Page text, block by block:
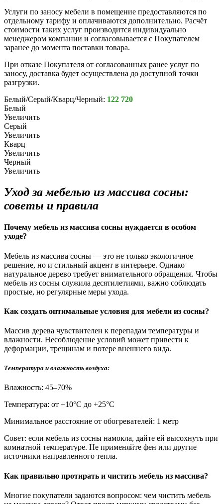
Услуги по заносу мебели в помещение предоставляются по
отдельному тарифу и оплачиваются дополнительно. Расчёт
стоимости таких услуг производится индивидуально
менеджером компании и согласовывается с Покупателем
заранее до момента поставки товара.
При отказе Покупателя от согласованных ранее услуг по
заносу, доставка будет осуществлена до доступной точки
разгрузки.
Белый/Серый/Кварц/Черный: 122 720
Белый
Увеличить
Серый
Увеличить
Кварц
Увеличить
Черный
Увеличить
Уход за мебелью из массива сосны:
советы и правила
Почему мебель из массива сосны нуждается в особом
уходе?
Мебель из массива сосны — это не только экологичное
решение, но и стильный акцент в интерьере. Однако
натуральное дерево требует внимательного обращения. Чтобы
мебель из сосны служила десятилетиями, важно соблюдать
простые, но регулярные меры ухода.
Как создать оптимальные условия для мебели из сосны?
Массив дерева чувствителен к перепадам температуры и
влажности. Несоблюдение условий может привести к
деформации, трещинам и потере внешнего вида.
Температура и влажность воздуха:
Влажность: 45–70%
Температура: от +10°С до +25°С
Минимальное расстояние от обогревателей: 1 метр
Совет: если мебель из сосны намокла, дайте ей высохнуть при
комнатной температуре. Не применяйте фен или другие
источники направленного тепла.
Как правильно протирать и чистить мебель из массива?
Многие покупатели задаются вопросом: чем чистить мебель